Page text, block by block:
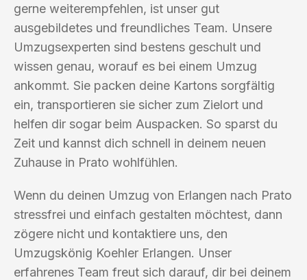
gerne weiterempfehlen, ist unser gut
ausgebildetes und freundliches Team. Unsere
Umzugsexperten sind bestens geschult und
wissen genau, worauf es bei einem Umzug
ankommt. Sie packen deine Kartons sorgfältig
ein, transportieren sie sicher zum Zielort und
helfen dir sogar beim Auspacken. So sparst du
Zeit und kannst dich schnell in deinem neuen
Zuhause in Prato wohlfühlen.
Wenn du deinen Umzug von Erlangen nach Prato
stressfrei und einfach gestalten möchtest, dann
zögere nicht und kontaktiere uns, den
Umzugskönig Koehler Erlangen. Unser
erfahrenes Team freut sich darauf, dir bei deinem